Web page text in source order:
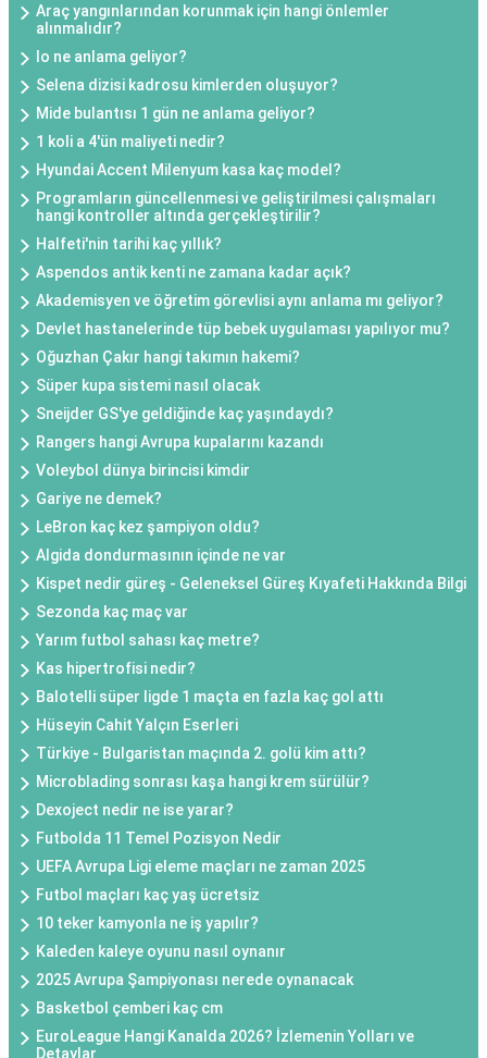
Araç yangınlarından korunmak için hangi önlemler
alınmalıdır?
Io ne anlama geliyor?
Selena dizisi kadrosu kimlerden oluşuyor?
Mide bulantısı 1 gün ne anlama geliyor?
1 koli a 4'ün maliyeti nedir?
Hyundai Accent Milenyum kasa kaç model?
Programların güncellenmesi ve geliştirilmesi çalışmaları
hangi kontroller altında gerçekleştirilir?
Halfeti'nin tarihi kaç yıllık?
Aspendos antik kenti ne zamana kadar açık?
Akademisyen ve öğretim görevlisi aynı anlama mı geliyor?
Devlet hastanelerinde tüp bebek uygulaması yapılıyor mu?
Oğuzhan Çakır hangi takımın hakemi?
Süper kupa sistemi nasıl olacak
Sneijder GS'ye geldiğinde kaç yaşındaydı?
Rangers hangi Avrupa kupalarını kazandı
Voleybol dünya birincisi kimdir
Gariye ne demek?
LeBron kaç kez şampiyon oldu?
Algida dondurmasının içinde ne var
Kispet nedir güreş - Geleneksel Güreş Kıyafeti Hakkında Bilgi
Sezonda kaç maç var
Yarım futbol sahası kaç metre?
Kas hipertrofisi nedir?
Balotelli süper ligde 1 maçta en fazla kaç gol attı
Hüseyin Cahit Yalçın Eserleri
Türkiye - Bulgaristan maçında 2. golü kim attı?
Microblading sonrası kaşa hangi krem sürülür?
Dexoject nedir ne ise yarar?
Futbolda 11 Temel Pozisyon Nedir
UEFA Avrupa Ligi eleme maçları ne zaman 2025
Futbol maçları kaç yaş ücretsiz
10 teker kamyonla ne iş yapılır?
Kaleden kaleye oyunu nasıl oynanır
2025 Avrupa Şampiyonası nerede oynanacak
Basketbol çemberi kaç cm
EuroLeague Hangi Kanalda 2026? İzlemenin Yolları ve
Detaylar